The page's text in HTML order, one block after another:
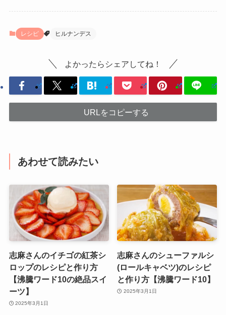
レシピ ヒルナンデス
よかったらシェアしてね！
URLをコピーする
あわせて読みたい
志麻さんのイチゴの紅茶シ
ロップのレシピと作り方
【沸騰ワード10の絶品スイ
ーツ】
2025年3月1日
志麻さんのシューファルシ
(ロールキャベツ)のレシピ
と作り方【沸騰ワード10】
2025年3月1日